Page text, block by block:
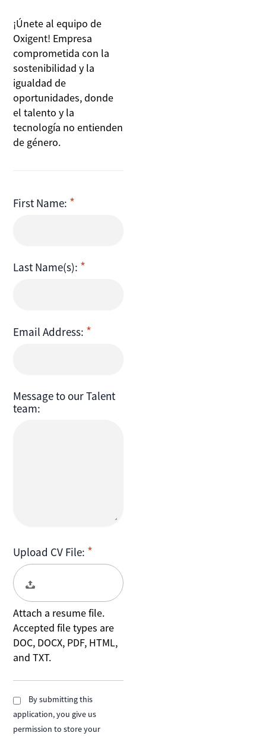
¡Únete al equipo de
Oxigent! Empresa
comprometida con la
sostenibilidad y la
igualdad de
oportunidades, donde
el talento y la
tecnología no entienden
de género.
First Name:
Last Name(s):
Email Address:
Message to our Talent
team:
Upload CV File:
Attach a resume file.
Accepted file types are
DOC, DOCX, PDF, HTML,
and TXT.
By submitting this
application, you give us
permission to store your